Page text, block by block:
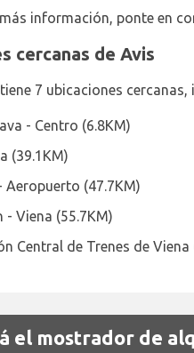
información, ponte en
cercanas de Avis
7 ubicaciones cercanas,
- Centro (6.8KM)
(39.1KM)
Aeropuerto (47.7KM)
- Viena (55.7KM)
Central de Trenes de Viena
el mostrador de